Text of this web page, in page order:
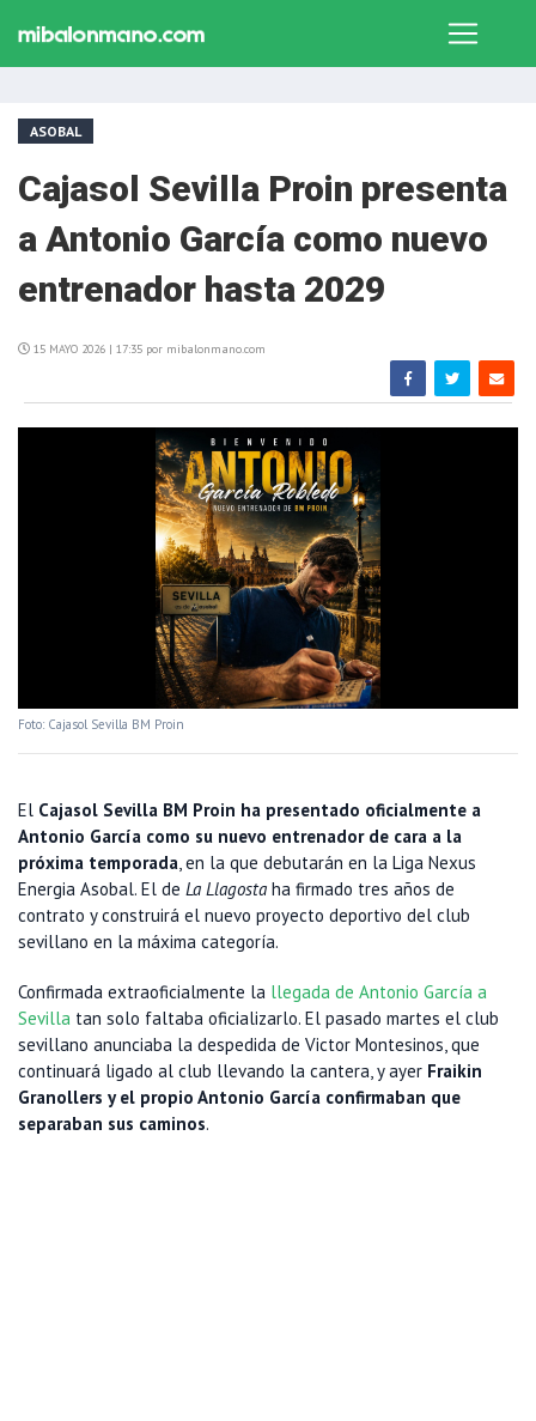
ASOBAL
Cajasol Sevilla Proin presenta
a Antonio García como nuevo
entrenador hasta 2029
15 MAYO 2026 | 17:35 por mibalonmano.com
Foto: Cajasol Sevilla BM Proin
El Cajasol Sevilla BM Proin ha presentado oficialmente a
Antonio García como su nuevo entrenador de cara a la
próxima temporada, en la que debutarán en la Liga Nexus
Energia Asobal. El de La Llagosta ha firmado tres años de
contrato y construirá el nuevo proyecto deportivo del club
sevillano en la máxima categoría.
Confirmada extraoficialmente la llegada de Antonio García a
Sevilla tan solo faltaba oficializarlo. El pasado martes el club
sevillano anunciaba la despedida de Victor Montesinos, que
continuará ligado al club llevando la cantera, y ayer Fraikin
Granollers y el propio Antonio García confirmaban que
separaban sus caminos.